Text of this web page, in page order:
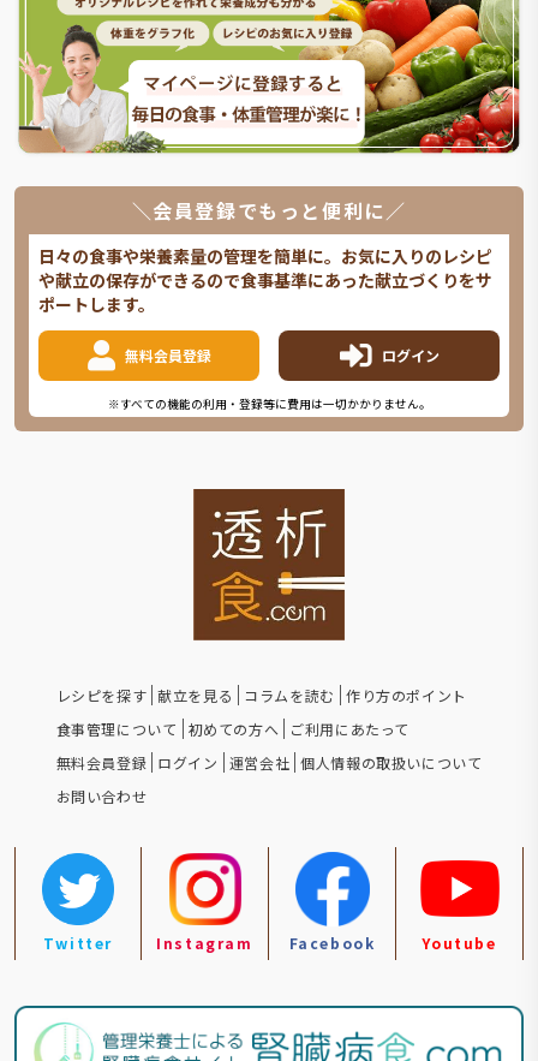
＼会員登録でもっと便利に／
日々の食事や栄養素量の管理を簡単に。お気に入りのレシピ
や献立の保存ができるので食事基準にあった献立づくりをサ
ポートします。
無料会員登録 ログイン
※すべての機能の利用・登録等に費用は一切かかりません。
レシピを探す 献立を見る コラムを読む
作り方のポイント
食事管理について
初めての方へ
ご利用にあたって
無料会員登録 ログイン 運営会社 個人情報の取扱いについて
お問い合わせ
Twitter Instagram Facebook Youtube